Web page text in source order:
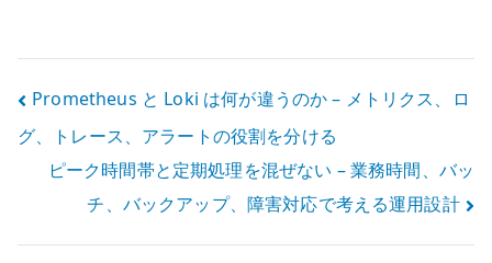
ンフラ設計の実
視、イベント通
る
投
稿
ナ
ビ
Prometheus と Loki は何が違うのか – メトリクス、ロ
グ、トレース、アラートの役割を分ける
ピーク時間帯と定期処理を混ぜない – 業務時間、バッ
チ、バックアップ、障害対応で考える運用設計